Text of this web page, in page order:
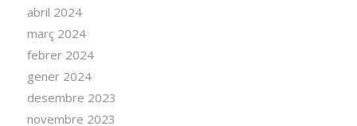
abril 2024
març 2024
febrer 2024
gener 2024
desembre 2023
novembre 2023